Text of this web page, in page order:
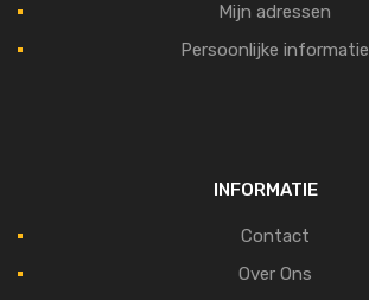
Mijn adressen
Persoonlijke informatie
INFORMATIE
Contact
Over Ons